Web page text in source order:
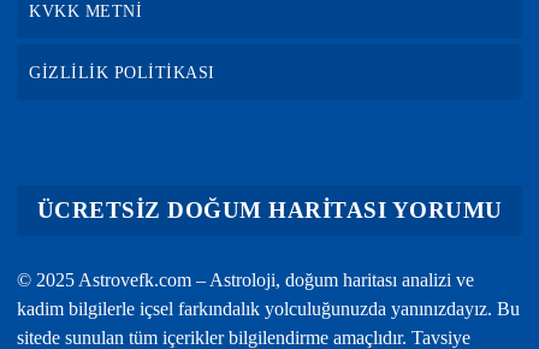
KVKK METNİ
GİZLİLİK POLİTİKASI
ÜCRETSİZ DOĞUM HARİTASI YORUMU
© 2025 Astrovefk.com – Astroloji, doğum haritası analizi ve
kadim bilgilerle içsel farkındalık yolculuğunuzda yanınızdayız. Bu
sitede sunulan tüm içerikler bilgilendirme amaçlıdır. Tavsiye